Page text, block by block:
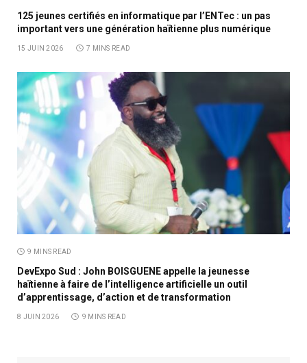
125 jeunes certifiés en informatique par l’ENTec : un pas
important vers une génération haïtienne plus numérique
15 JUIN 2026 7 MINS READ
9 MINS READ
DevExpo Sud : John BOISGUENE appelle la jeunesse
haïtienne à faire de l’intelligence artificielle un outil
d’apprentissage, d’action et de transformation
8 JUIN 2026 9 MINS READ